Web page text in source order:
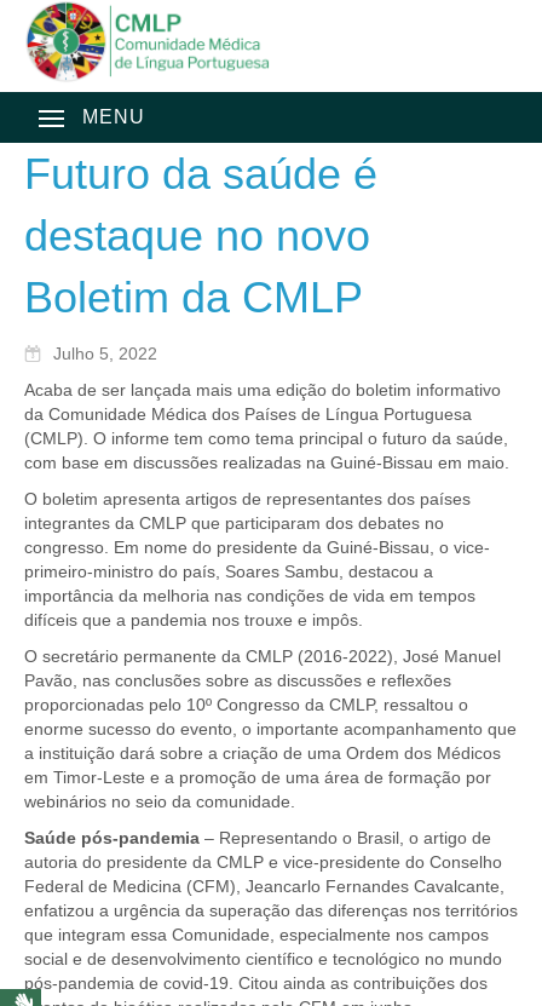
MENU
Futuro da saúde é
destaque no novo
Boletim da CMLP
Julho 5, 2022
Acaba de ser lançada mais uma edição do boletim informativo
da Comunidade Médica dos Países de Língua Portuguesa
(CMLP). O informe tem como tema principal o futuro da saúde,
com base em discussões realizadas na Guiné-Bissau em maio.
O boletim apresenta artigos de representantes dos países
integrantes da CMLP que participaram dos debates no
congresso. Em nome do presidente da Guiné-Bissau, o vice-
primeiro-ministro do país, Soares Sambu, destacou a
importância da melhoria nas condições de vida em tempos
difíceis que a pandemia nos trouxe e impôs.
O secretário permanente da CMLP (2016-2022), José Manuel
Pavão, nas conclusões sobre as discussões e reflexões
proporcionadas pelo 10º Congresso da CMLP, ressaltou o
enorme sucesso do evento, o importante acompanhamento que
a instituição dará sobre a criação de uma Ordem dos Médicos
em Timor-Leste e a promoção de uma área de formação por
webinários no seio da comunidade.
Saúde pós-pandemia – Representando o Brasil, o artigo de
autoria do presidente da CMLP e vice-presidente do Conselho
Federal de Medicina (CFM), Jeancarlo Fernandes Cavalcante,
enfatizou a urgência da superação das diferenças nos territórios
que integram essa Comunidade, especialmente nos campos
social e de desenvolvimento científico e tecnológico no mundo
pós-pandemia de covid-19. Citou ainda as contribuições dos